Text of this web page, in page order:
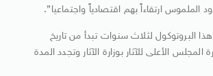
الملموس ارتقاءاً بهم اقتصادياً واجتماعيا”.
البروتوكول لثلاث سنوات تبدأ من تاريخ
الأعلى للآثار بوزارة الآثار وتجدد المدة